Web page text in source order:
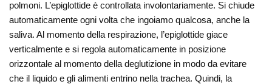
polmoni. L’epiglottide è controllata involontariamente. Si chiude
automaticamente ogni volta che ingoiamo qualcosa, anche la
saliva. Al momento della respirazione, l’epiglottide giace
verticalmente e si regola automaticamente in posizione
orizzontale al momento della deglutizione in modo da evitare
che il liquido e gli alimenti entrino nella trachea. Quindi, la